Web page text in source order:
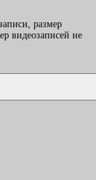
размер
видеозаписей не